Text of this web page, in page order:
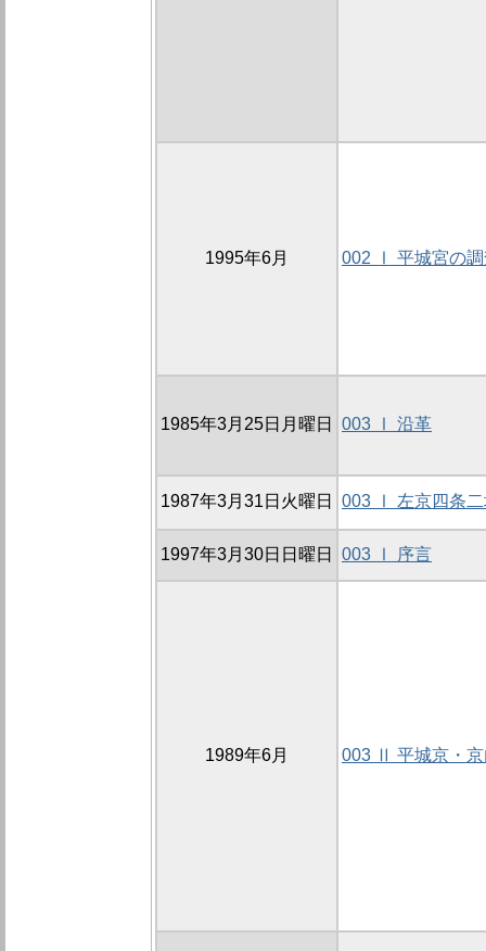
1995年6月 002 Ⅰ 平城宮の
1985年3月25日月曜日 003 Ⅰ 沿革
1987年3月31日火曜日 003 Ⅰ 左京四条二
1997年3月30日日曜日 003 Ⅰ 序言
1989年6月 003 Ⅱ 平城京・